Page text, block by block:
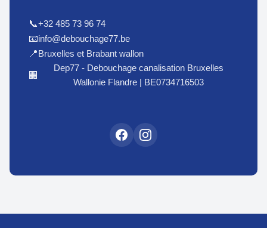
📞+32 485 73 96 74
📧info@debouchage77.be
📍Bruxelles et Brabant wallon
🏢
Dep77 - Debouchage canalisation Bruxelles
Wallonie Flandre | BE0734716503